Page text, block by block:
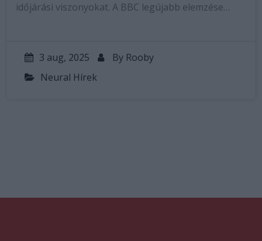
időjárási viszonyokat. A BBC legújabb elemzése…
3 aug, 2025 By Rooby
Neural Hírek